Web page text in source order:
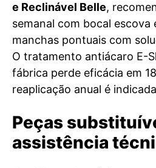
e Reclinável Belle,
semanal com bocal escova
manchas pontuais com
O tratamento antiácaro E-
fábrica perde eficácia em
reaplicação anual é
Peças
assistência